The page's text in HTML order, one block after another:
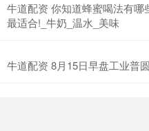
牛道配资 你知道蜂蜜喝法有
最适合!_牛奶_温水_美味
牛道配资 8月15日早盘工业普